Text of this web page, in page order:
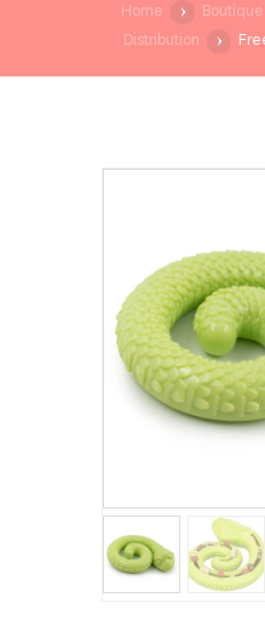
Home Boutique
Distribution